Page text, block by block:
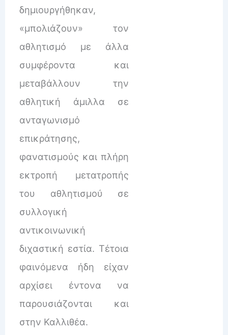
δημιουργήθηκαν,
«μπολιάζουν» τον
αθλητισμό με άλλα
συμφέροντα και
μεταβάλλουν την
αθλητική άμιλλα σε
ανταγωνισμό
επικράτησης,
φανατισμούς και πλήρη
εκτροπή μετατροπής
του αθλητισμού σε
συλλογική
αντικοινωνική
διχαστική εστία. Τέτοια
φαινόμενα ήδη είχαν
αρχίσει έντονα να
παρουσιάζονται και
στην Καλλιθέα.